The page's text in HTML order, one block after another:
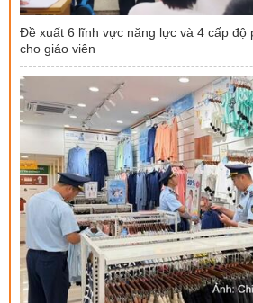
Đề xuất 6 lĩnh vực năng lực và 4 cấp độ
cho giáo viên